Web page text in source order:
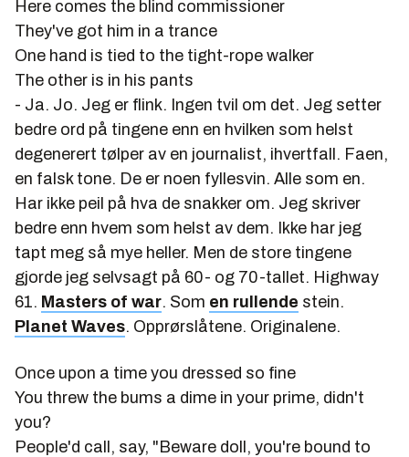
Here comes the blind commissioner
They've got him in a trance
One hand is tied to the tight-rope walker
The other is in his pants
- Ja. Jo. Jeg er flink. Ingen tvil om det. Jeg setter
bedre ord på tingene enn en hvilken som helst
degenerert tølper av en journalist, ihvertfall. Faen,
en falsk tone. De er noen fyllesvin. Alle som en.
Har ikke peil på hva de snakker om. Jeg skriver
bedre enn hvem som helst av dem. Ikke har jeg
tapt meg så mye heller. Men de store tingene
gjorde jeg selvsagt på 60- og 70-tallet. Highway
61. Masters of war. Som en rullende stein.
Planet Waves. Opprørslåtene. Originalene.
Once upon a time you dressed so fine
You threw the bums a dime in your prime, didn't
you?
People'd call, say, "Beware doll, you're bound to